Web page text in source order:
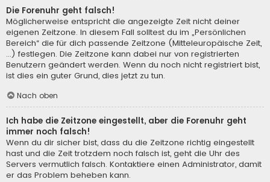
Die Forenuhr geht falsch!
Möglicherweise entspricht die angezeigte Zeit nicht deiner
eigenen Zeitzone. In diesem Fall solltest du im „Persönlichen
Bereich“ die für dich passende Zeitzone (Mitteleuropäische Zeit,
...) festlegen. Die Zeitzone kann dabei nur von registrierten
Benutzern geändert werden. Wenn du noch nicht registriert bist,
ist dies ein guter Grund, dies jetzt zu tun.
Nach oben
Ich habe die Zeitzone eingestellt, aber die Forenuhr geht
immer noch falsch!
Wenn du dir sicher bist, dass du die Zeitzone richtig eingestellt
hast und die Zeit trotzdem noch falsch ist, geht die Uhr des
Servers vermutlich falsch. Kontaktiere einen Administrator, damit
er das Problem beheben kann.